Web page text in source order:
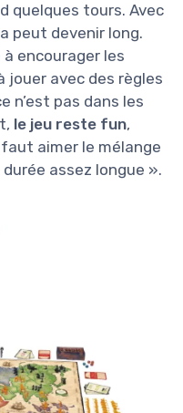
quelques tours. Avec
peut devenir long.
encourager les
avec des règles
n’est pas dans les
le jeu reste fun,
aimer le mélange
assez longue ».